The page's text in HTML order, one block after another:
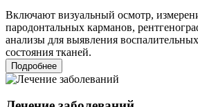
Включают визуальный осмотр,
пародонтальных карманов,
анализы для выявления
состояния тканей.
Подробнее